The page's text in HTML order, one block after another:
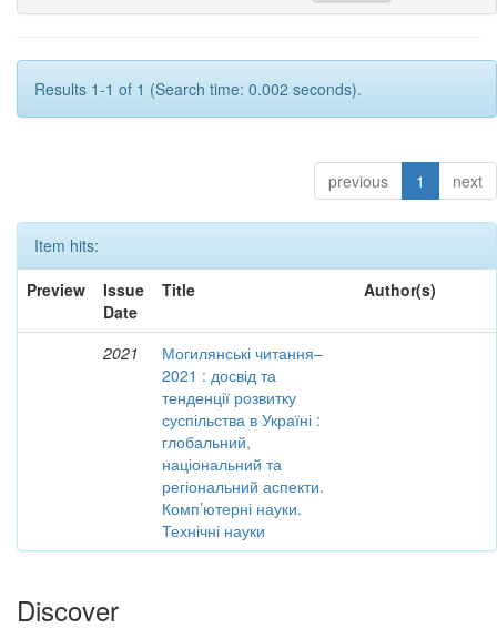
Results 1-1 of 1 (Search time: 0.002 seconds).
previous 1 next
Item hits:
Preview
Issue
Date
Title Author(s)
2021
Могилянські читання–
2021 : досвід та
тенденції розвитку
суспільства в Україні :
глобальний,
національний та
регіональний аспекти.
Комп’ютерні науки.
Технічні науки
Discover